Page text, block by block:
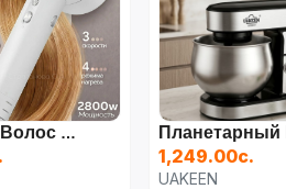
Фен Для Волос UAKEEN ZZ011 (2800 Вт)
1,249.00с.
UAKEEN